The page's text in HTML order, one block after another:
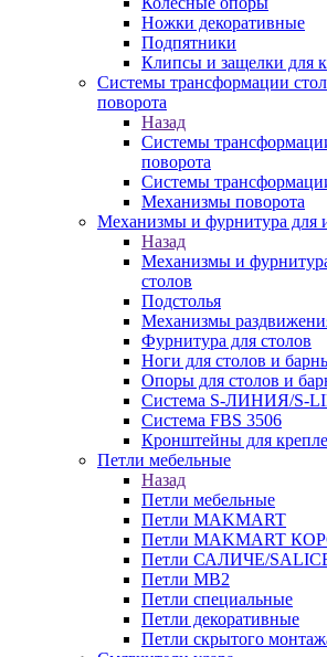
Ножки декоративные
Подпятники
Клипсы и защелки для
Системы трансформации
поворота
Назад
Системы
поворота
Системы
Механизмы поворота
Механизмы и фурнитура для
Назад
Механизмы и
столов
Подстолья
Механизмы
Фурнитура для столов
Ноги для столов и
Опоры для столов и
Система S-ЛИНИЯ/S-
Система FBS 3506
Кронштейны для
Петли мебельные
Назад
Петли мебельные
Петли MAKMART
Петли MAKMART
Петли САЛИЧЕ/
Петли MB2
Петли специальные
Петли декоративные
Петли скрытого